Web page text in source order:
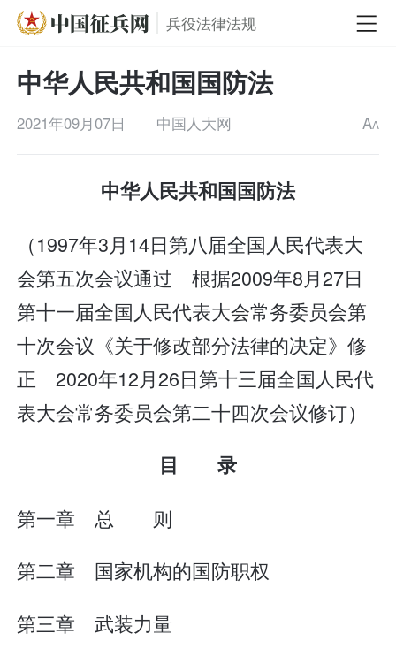
兵役法律法规
中华人民共和国国防法
2021年09月07日 中国人大网 AA
中华人民共和国国防法
（1997年3月14日第八届全国人民代表大
会第五次会议通过 根据2009年8月27日
第十一届全国人民代表大会常务委员会第
十次会议《关于修改部分法律的决定》修
正 2020年12月26日第十三届全国人民代
表大会常务委员会第二十四次会议修订）
目 录
第一章 总 则
第二章 国家机构的国防职权
第三章 武装力量